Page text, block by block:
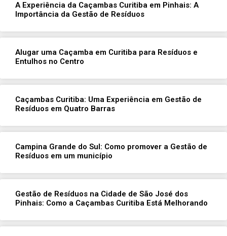
A Experiência da Caçambas Curitiba em Pinhais: A
Importância da Gestão de Resíduos
Alugar uma Caçamba em Curitiba para Resíduos e
Entulhos no Centro
Caçambas Curitiba: Uma Experiência em Gestão de
Resíduos em Quatro Barras
Campina Grande do Sul: Como promover a Gestão de
Resíduos em um município
Gestão de Resíduos na Cidade de São José dos
Pinhais: Como a Caçambas Curitiba Está Melhorando